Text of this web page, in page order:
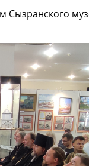
Сызранского